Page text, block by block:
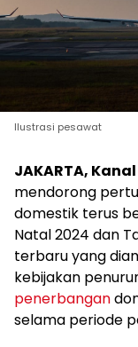
Ilustrasi pesawat
JAKARTA,
mendorong
domestik terus
Natal 2024 dan
terbaru yang
kebijakan
penerbangan
selama periode